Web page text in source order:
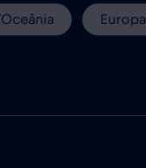
Europa